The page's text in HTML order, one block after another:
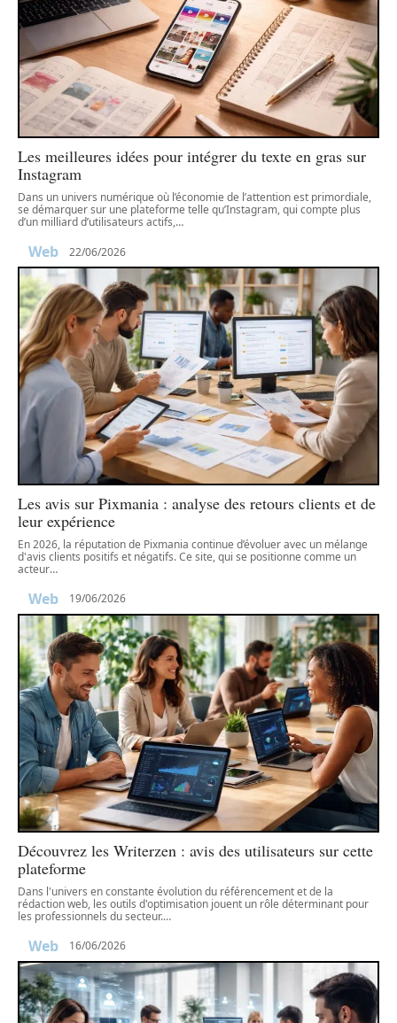
Les meilleures idées pour intégrer du texte en gras sur
Instagram
Dans un univers numérique où l’économie de l’attention est primordiale,
se démarquer sur une plateforme telle qu’Instagram, qui compte plus
d’un milliard d’utilisateurs actifs,…
Web 22/06/2026
Les avis sur Pixmania : analyse des retours clients et de
leur expérience
En 2026, la réputation de Pixmania continue d’évoluer avec un mélange
d'avis clients positifs et négatifs. Ce site, qui se positionne comme un
acteur…
Web 19/06/2026
Découvrez les Writerzen : avis des utilisateurs sur cette
plateforme
Dans l'univers en constante évolution du référencement et de la
rédaction web, les outils d'optimisation jouent un rôle déterminant pour
les professionnels du secteur.…
Web 16/06/2026